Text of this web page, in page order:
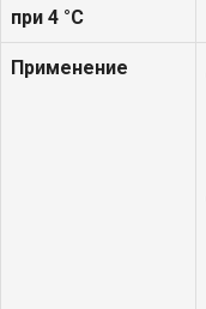
при 4 °С
Применение